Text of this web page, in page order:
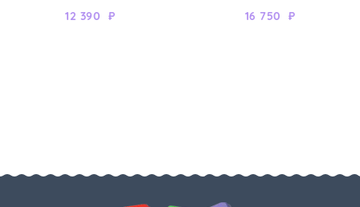
12 390 ₽ 16 750 ₽